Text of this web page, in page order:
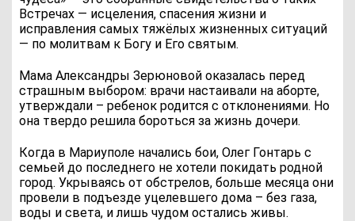
Встречах — исцеления, спасения жизни и
исправления самых тяжёлых жизненных ситуаций
— по молитвам к Богу и Его святым.
Мама Александры Зерюновой оказалась перед
страшным выбором: врачи настаивали на аборте,
утверждали – ребенок родится с отклонениями. Но
она твердо решила бороться за жизнь дочери.
Когда в Мариуполе начались бои, Олег Гонтарь с
семьей до последнего не хотели покидать родной
город. Укрываясь от обстрелов, больше месяца они
провели в подъезде уцелевшего дома – без газа,
воды и света, и лишь чудом остались живы.